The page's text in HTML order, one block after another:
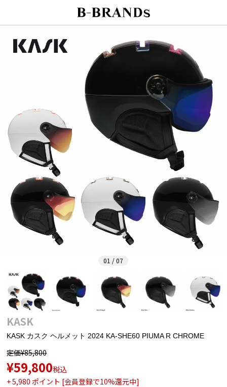
01 / 07
KASK
KASK カスク ヘルメット 2024 KA-SHE60 PIUMA R CHROME
定価¥85,800
¥59,800税込
+5,980 ポイント [会員登録で10%還元中]